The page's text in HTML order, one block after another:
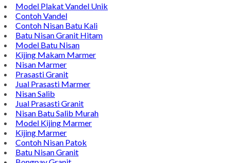
Model Plakat Vandel Unik
Contoh Vandel
Contoh Nisan Batu Kali
Batu Nisan Granit Hitam
Model Batu Nisan
Kijing Makam Marmer
Nisan Marmer
Prasasti Granit
Jual Prasasti Marmer
Nisan Salib
Jual Prasasti Granit
Nisan Batu Salib Murah
Model Kijing Marmer
Kijing Marmer
Contoh Nisan Patok
Batu Nisan Granit